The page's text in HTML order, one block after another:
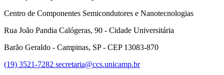
Centro de Componentes Semicondutores e Nanotecnologias
Rua João Pandia Calógeras, 90 - Cidade Universitária
Barão Geraldo - Campinas, SP - CEP 13083-870
(19) 3521-7282 secretaria@ccs.unicamp.br